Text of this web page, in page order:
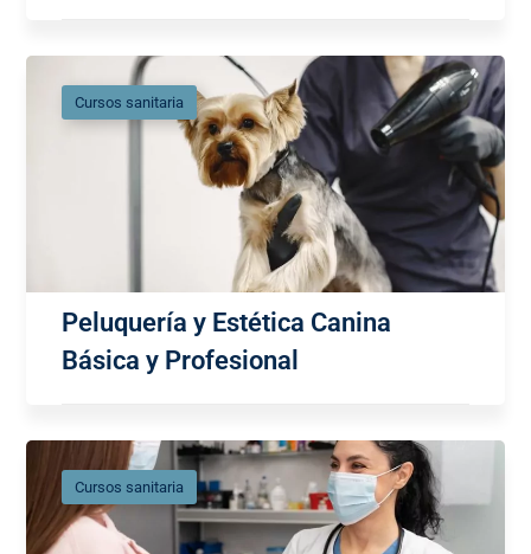
Cursos sanitaria
Peluquería y Estética Canina
Básica y Profesional
Cursos sanitaria